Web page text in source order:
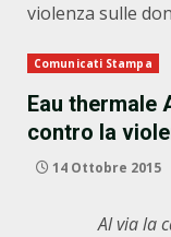
violenza sulle
Comunicati Stampa
Eau thermale
contro la
14 Ottobre 2015
Al via la